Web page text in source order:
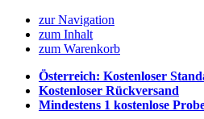
zur Navigation
zum Inhalt
zum Warenkorb
Österreich: Kostenloser
Kostenloser Rückversand
Mindestens 1 kostenlose